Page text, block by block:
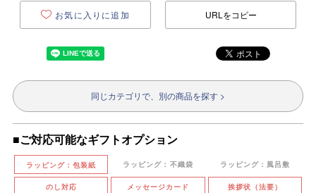
お気に入りに追加 URLをコピー
同じカテゴリで、別の商品を探す >
■ご対応可能なギフトオプション
ラッピング：包装紙 ラッピング：不織袋 ラッピング：風呂敷
のし対応 メッセージカード 挨拶状（法要）